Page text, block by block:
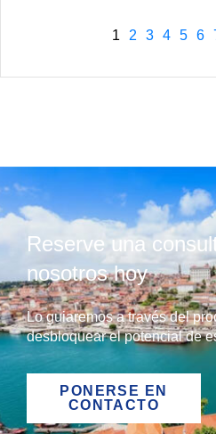
1 2 3 4 5 6
Reserve una
nosotros hoy
Lo guiaremos a través del
desbloquear el potencial de
PONERSE EN
CONTACTO